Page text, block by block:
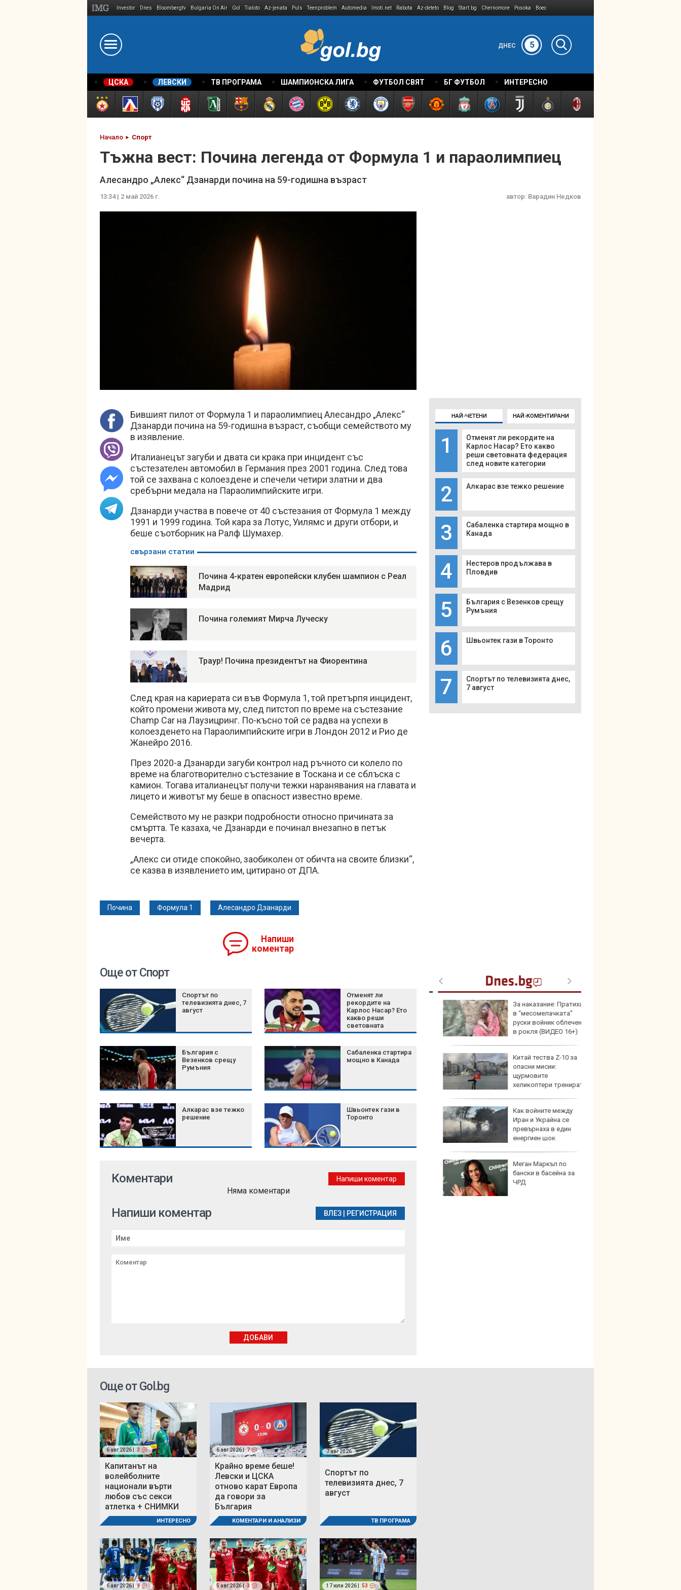
Investor Dnes Bloombergtv Bulgaria On Air Gol Tialoto Az-jenata Puls Teenproblem Automedia Imoti.net Rabota Az-deteto Blog Start.bg Chernomore Posoka Boec
ДНЕС 5
ЦСКА ЛЕВСКИ ТВ ПРОГРАМА ШАМПИОНСКА ЛИГА ФУТБОЛ СВЯТ БГ ФУТБОЛ ИНТЕРЕСНО
Начало Спорт
Тъжна вест: Почина легенда от Формула 1 и параолимпиец
Алесандро „Алекс“ Дзанарди почина на 59-годишна възраст
13:34 | 2 май 2026 г. автор: Варадин Недков
Бившият пилот от Формула 1 и параолимпиец Алесандро „Алекс“
Дзанарди почина на 59-годишна възраст, съобщи семейството му
в изявление.
Италианецът загуби и двата си крака при инцидент със
състезателен автомобил в Германия през 2001 година. След това
той се захвана с колоездене и спечели четири златни и два
сребърни медала на Параолимпийските игри.
Дзанарди участва в повече от 40 състезания от Формула 1 между
1991 и 1999 година. Той кара за Лотус, Уилямс и други отбори, и
беше съотборник на Ралф Шумахер.
свързани статии
Почина 4-кратен европейски клубен шампион с Реал
Мадрид
Почина големият Мирча Луческу
Траур! Почина президентът на Фиорентина
След края на кариерата си във Формула 1, той претърпя инцидент,
който промени живота му, след питстоп по време на състезание
Champ Car на Лаузицринг. По-късно той се радва на успехи в
колоезденето на Параолимпийските игри в Лондон 2012 и Рио де
Жанейро 2016.
През 2020-а Дзанарди загуби контрол над ръчното си колело по
време на благотворително състезание в Тоскана и се сблъска с
камион. Тогава италианецът получи тежки наранявания на главата и
лицето и животът му беше в опасност известно време.
Семейството му не разкри подробности относно причината за
смъртта. Те казаха, че Дзанарди е починал внезапно в петък
вечерта.
„Алекс си отиде спокойно, заобиколен от обичта на своите близки“,
се казва в изявлението им, цитирано от ДПА.
Почина Формула 1 Алесандро Дзанарди
Напиши
коментар
НАЙ-ЧЕТЕНИ НАЙ-КОМЕНТИРАНИ
1
Отменят ли рекордите на
Карлос Насар? Ето какво
реши световната федерация
след новите категории
2 Алкарас взе тежко решение
3
Сабаленка стартира мощно в
Канада
4
Нестеров продължава в
Пловдив
5
България с Везенков срещу
Румъния
6 Швьонтек гази в Торонто
7
Спортът по телевизията днес,
7 август
Още от Спорт
Спортът по
телевизията днес, 7
август
Отменят ли
рекордите на
Карлос Насар? Ето
какво реши
световната
федерация след
България с
Везенков срещу
Румъния
Сабаленка стартира
мощно в Канада
Алкарас взе тежко
решение
Швьонтек гази в
Торонто
Белият дом избра
затворените AI
модели пред
отворените
Шум, бетон и жеги: Как
Късна емисия
За наказание: Пратиха
в “месомелачката”
руски войник облечен
в рокля (ВИДЕО 16+)
Китай тества Z-10 за
опасни мисии:
щурмовите
хеликоптери тренират
Как войните между
Иран и Украйна се
превърнаха в един
енергиен шок
Меган Маркъл по
бански в басейна за
ЧРД
Коментари Напиши коментар
Няма коментари
Напиши коментар ВЛЕЗ РЕГИСТРАЦИЯ
ДОБАВИ
Още от Gol.bg
6 авг 2026 | 3
Капитанът на
волейболните
национали върти
любов със секси
атлетка + СНИМКИ
ИНТЕРЕСНО
6 авг 2026 | 7
Крайно време беше!
Левски и ЦСКА
отново карат Европа
да говори за
България
КОМЕНТАРИ И АНАЛИЗИ
7 авг 2026
Спортът по
телевизията днес, 7
август
ТВ ПРОГРАМА
6 авг 2026 | 9 5 авг 2026 | 3 17 юли 2026 | 53